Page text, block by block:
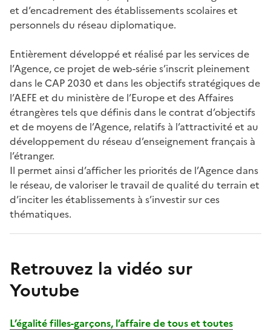
et d’encadrement des établissements scolaires et
personnels du réseau diplomatique.
Entièrement développé et réalisé par les services de
l’Agence, ce projet de web-série s’inscrit pleinement
dans le CAP 2030 et dans les objectifs stratégiques de
l’AEFE et du ministère de l’Europe et des Affaires
étrangères tels que définis dans le contrat d’objectifs
et de moyens de l’Agence, relatifs à l’attractivité et au
développement du réseau d’enseignement français à
l’étranger.
Il permet ainsi d’afficher les priorités de l’Agence dans
le réseau, de valoriser le travail de qualité du terrain et
d’inciter les établissements à s’investir sur ces
thématiques.
Titre
du
Retrouvez la vidéo sur
Youtube
Informations
L’égalité filles-garçons, l’affaire de tous et toutes